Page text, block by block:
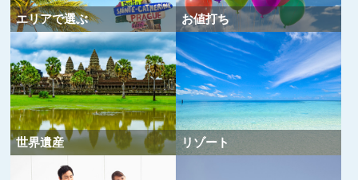
エリアで選ぶ お値打ち
世界遺産 リゾート